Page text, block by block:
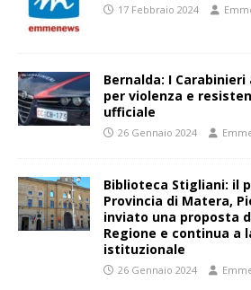
17 Febbraio 2024
Bernalda: I
per violenza e
ufficiale
26 Gennaio 2024
Biblioteca Stigliani: il
Provincia di Matera,
inviato una proposta
Regione e continua a
istituzionale
26 Gennaio 2024